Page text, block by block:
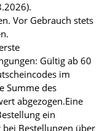
Vor Gebrauch stets
Gültig ab 60
im
Summe des
abgezogen.Eine
ein
Bestellungen über